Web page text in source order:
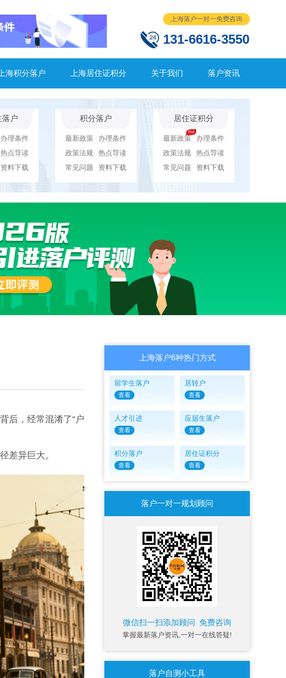
上海落户一对一免费咨询
131-6616-3550
上海积分落户 上海居住证积分 关于我们 落户资讯
落户
办理条件
热点导读
资料下载
积分落户
最新政策
办理条件
政策法规
热点导读
常见问题
资料下载
居住证积分
最新政策
办理条件
政策法规
热点导读
常见问题
资料下载
后，经常混淆了“户
差异巨大。
上海落户6种热门方式
留学生落户
查看
居转户
查看
人才引进
查看
应届生落户
查看
积分落户
查看
居住证积分
查看
落户一对一规划顾问
微信扫一扫添加顾问 免费咨询
掌握最新落户资讯,一对一在线答疑!
落户自测小工具